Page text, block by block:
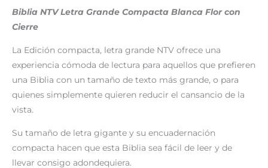
Biblia NTV Letra Grande Compacta Blanca Flor con
Cierre
La Edición compacta, letra grande NTV ofrece una
experiencia cómoda de lectura para aquellos que prefieren
una Biblia con un tamaño de texto más grande, o para
quienes simplemente quieren reducir el cansancio de la
vista.
Su tamaño de letra gigante y su encuadernación
compacta hacen que esta Biblia sea fácil de leer y de
llevar consigo adondequiera.